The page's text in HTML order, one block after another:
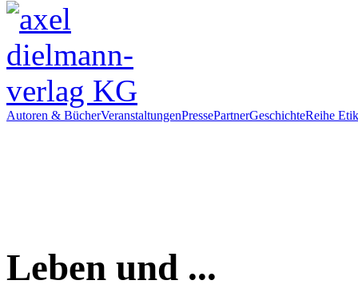
Autoren & BücherVeranstaltungenPressePartnerGeschichteReihe
Leben und ...